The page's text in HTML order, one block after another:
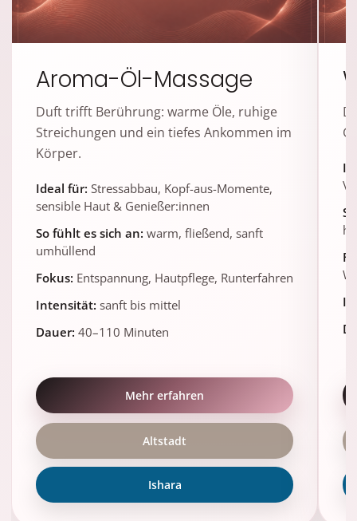
Aroma-Öl-Massage
Duft trifft Berührung: warme Öle, ruhige
Streichungen und ein tiefes Ankommen im
Körper.
Ideal für: Stressabbau, Kopf-aus-Momente,
sensible Haut & Genießer:innen
So fühlt es sich an: warm, fließend, sanft
umhüllend
Fokus: Entspannung, Hautpflege, Runterfahren
Intensität: sanft bis mittel
Dauer: 40–110 Minuten
Mehr erfahren
Altstadt
Ishara